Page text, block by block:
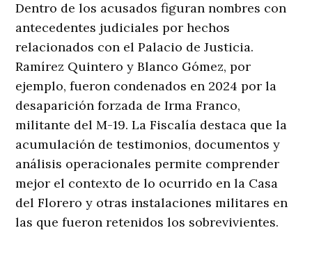
Dentro de los acusados figuran nombres con
antecedentes judiciales por hechos
relacionados con el Palacio de Justicia.
Ramírez Quintero y Blanco Gómez, por
ejemplo, fueron condenados en 2024 por la
desaparición forzada de Irma Franco,
militante del M-19. La Fiscalía destaca que la
acumulación de testimonios, documentos y
análisis operacionales permite comprender
mejor el contexto de lo ocurrido en la Casa
del Florero y otras instalaciones militares en
las que fueron retenidos los sobrevivientes.